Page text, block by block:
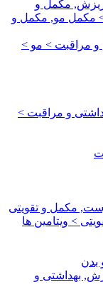
ریزش, مکمل و
مکمل مو, مکمل و
و مراقبت > مو >
و مراقبت >
مکمل و تقویتی
> ویتامین ها
بدن
بهداشتی و